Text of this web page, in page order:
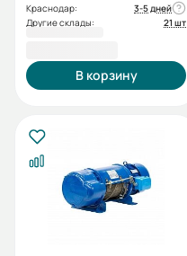
Краснодар:
3-5 дней
Другие склады:
21 шт
В корзину